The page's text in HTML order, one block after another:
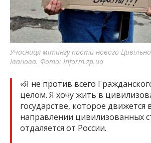
Учасниця мітингу проти нового
Іванова. Фото: Inform.zp.ua
«Я не против всего
целом. Я хочу жить в
государстве, которое движется
направлении цивилизованных
отдаляется от России.